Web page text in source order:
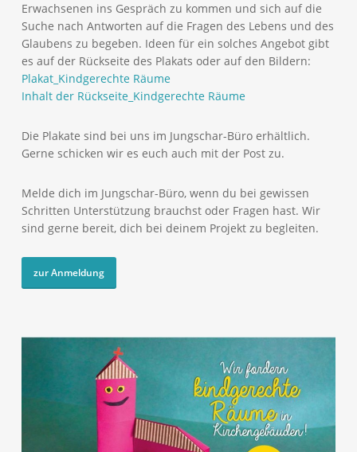
Erwachsenen ins Gespräch zu kommen und sich auf die
Suche nach Antworten auf die Fragen des Lebens und des
Glaubens zu begeben. Ideen für ein solches Angebot gibt
es auf der Rückseite des Plakats oder auf den Bildern:
Plakat_Kindgerechte Räume
Inhalt der Rückseite_Kindgerechte Räume
Die Plakate sind bei uns im Jungschar-Büro erhältlich.
Gerne schicken wir es euch auch mit der Post zu.
Melde dich im Jungschar-Büro, wenn du bei gewissen
Schritten Unterstützung brauchst oder Fragen hast. Wir
sind gerne bereit, dich bei deinem Projekt zu begleiten.
zur Anmeldung